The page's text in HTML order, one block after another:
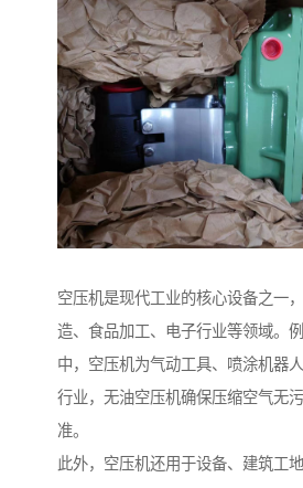
空压机是现代工业的核心设备之一
造、食品加工、电子行业等领域。
中，空压机为气动工具、喷涂机器
行业，无油空压机确保压缩空气无
准。
此外，空压机还用于设备、建筑工